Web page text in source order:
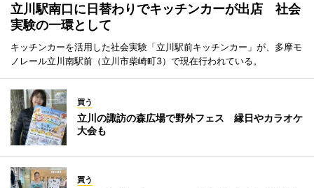
立川駅南口に日替わりでキッチンカーが出店 社会
実験の一環として
キッチンカーを活用した社会実験「立川駅前キッチンカー」が、多摩モ
ノレール立川南駅前（立川市柴崎町3）で現在行われている。
買う
立川の諏訪の森広場で野外フェス 縁日やカラオケ
大会も
買う